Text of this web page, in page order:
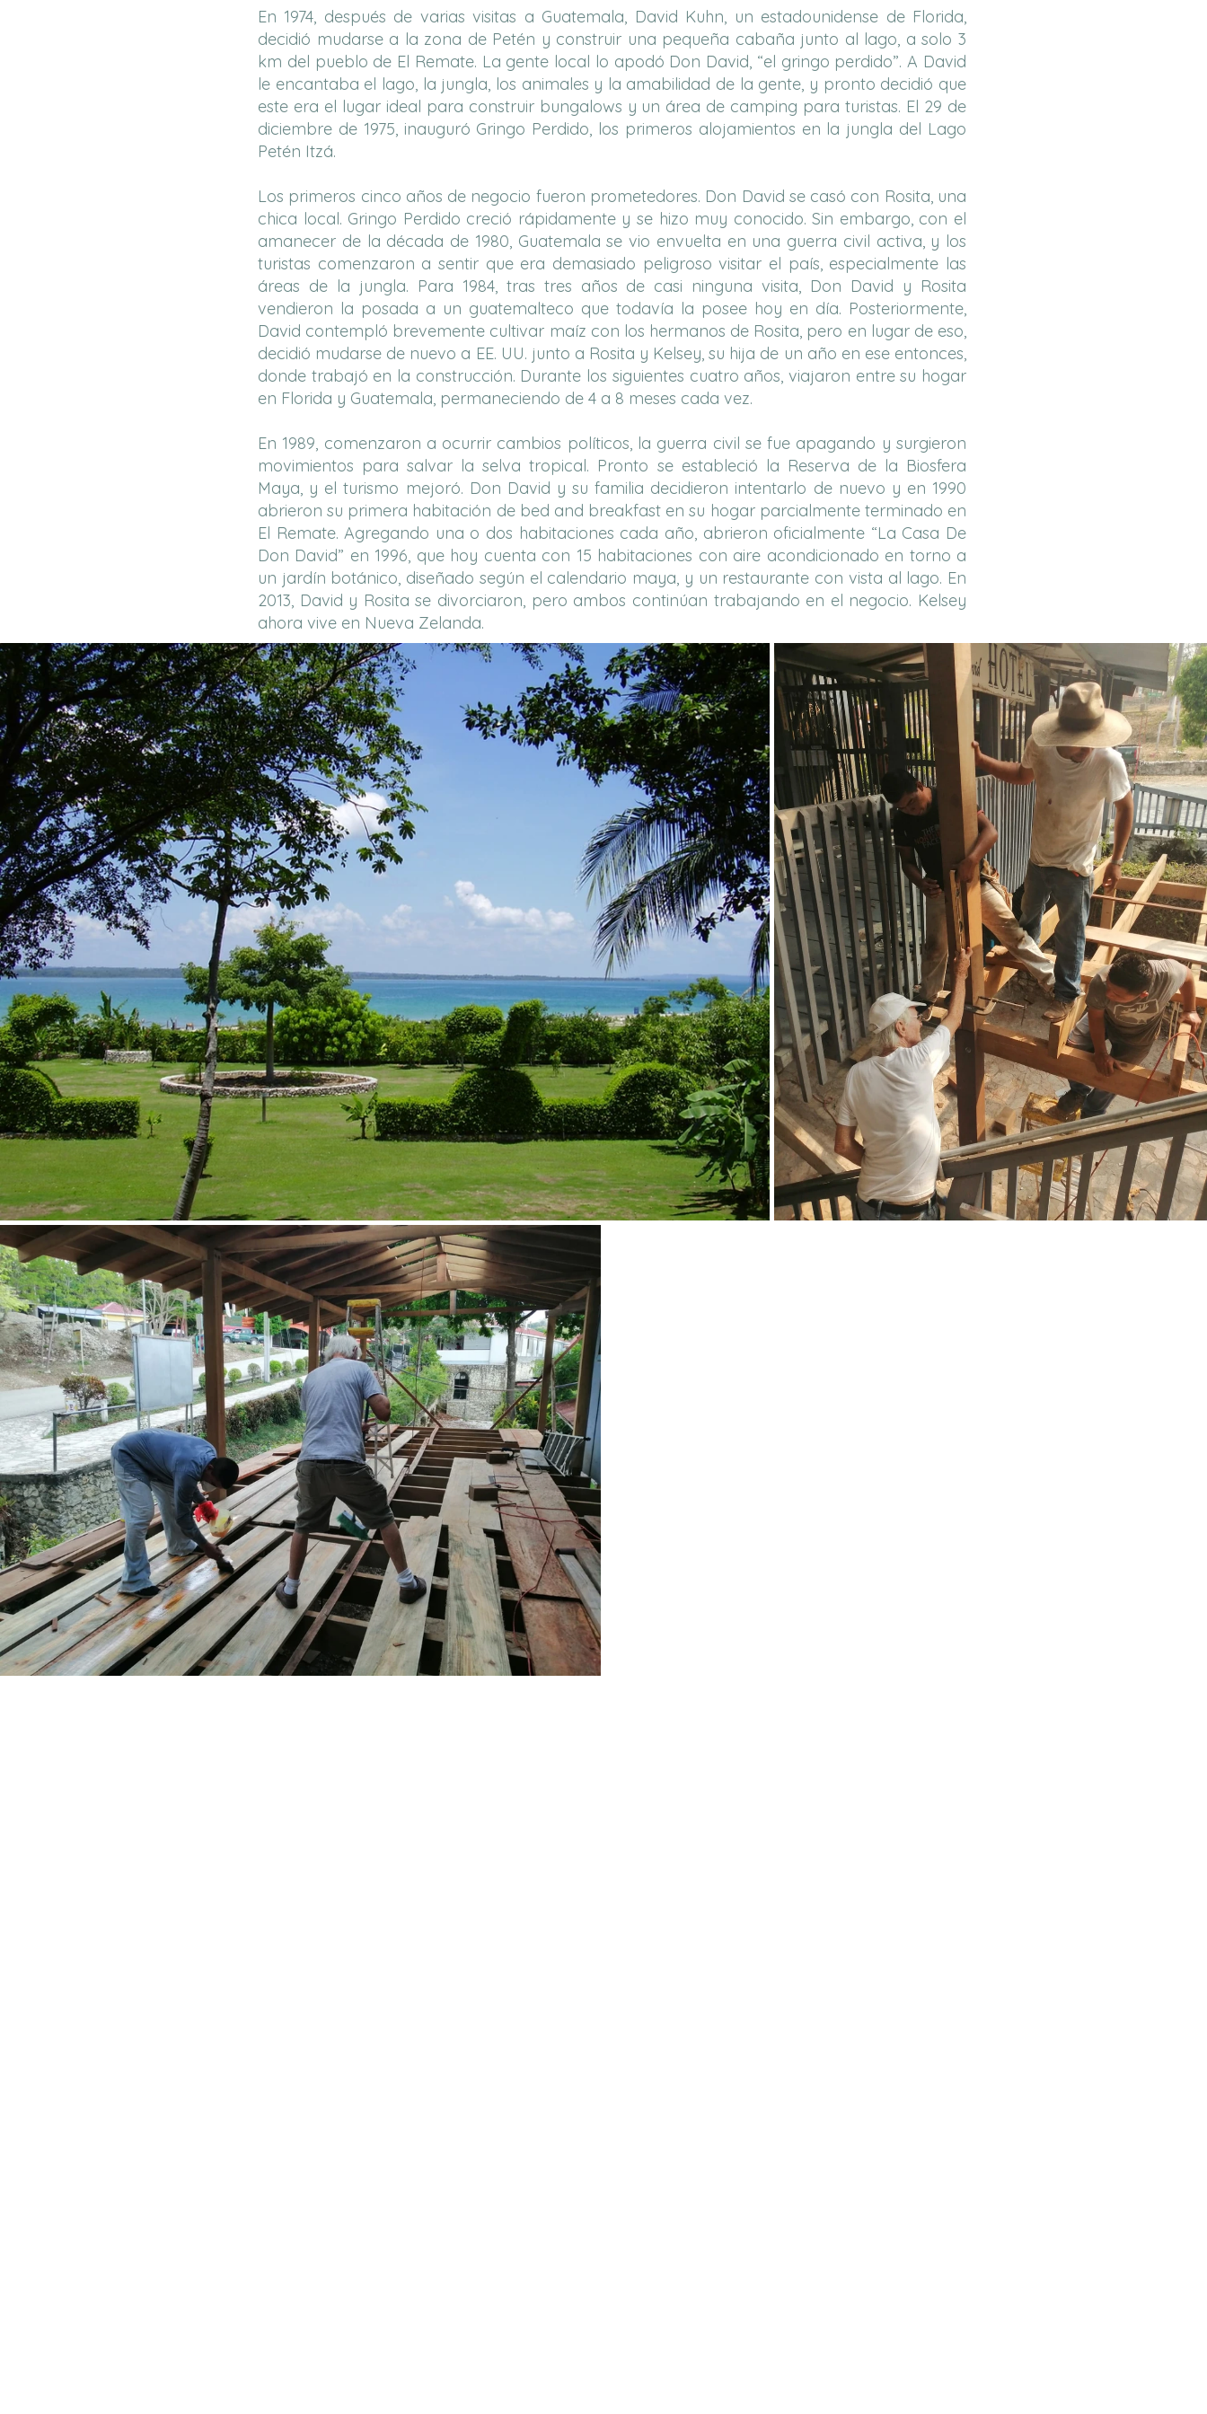
En 1974, después de varias visitas a Guatemala, David Kuhn, un estadounidense de Florida,
decidió mudarse a la zona de Petén y construir una pequeña cabaña junto al lago, a solo 3
km del pueblo de El Remate. La gente local lo apodó Don David, “el gringo perdido”. A David
le encantaba el lago, la jungla, los animales y la amabilidad de la gente, y pronto decidió que
este era el lugar ideal para construir bungalows y un área de camping para turistas. El 29 de
diciembre de 1975, inauguró Gringo Perdido, los primeros alojamientos en la jungla del Lago
Petén Itzá.
Los primeros cinco años de negocio fueron prometedores. Don David se casó con Rosita, una
chica local. Gringo Perdido creció rápidamente y se hizo muy conocido. Sin embargo, con el
amanecer de la década de 1980, Guatemala se vio envuelta en una guerra civil activa, y los
turistas comenzaron a sentir que era demasiado peligroso visitar el país, especialmente las
áreas de la jungla. Para 1984, tras tres años de casi ninguna visita, Don David y Rosita
vendieron la posada a un guatemalteco que todavía la posee hoy en día. Posteriormente,
David contempló brevemente cultivar maíz con los hermanos de Rosita, pero en lugar de eso,
decidió mudarse de nuevo a EE. UU. junto a Rosita y Kelsey, su hija de un año en ese entonces,
donde trabajó en la construcción. Durante los siguientes cuatro años, viajaron entre su hogar
en Florida y Guatemala, permaneciendo de 4 a 8 meses cada vez.
En 1989, comenzaron a ocurrir cambios políticos, la guerra civil se fue apagando y surgieron
movimientos para salvar la selva tropical. Pronto se estableció la Reserva de la Biosfera
Maya, y el turismo mejoró. Don David y su familia decidieron intentarlo de nuevo y en 1990
abrieron su primera habitación de bed and breakfast en su hogar parcialmente terminado en
El Remate. Agregando una o dos habitaciones cada año, abrieron oficialmente “La Casa De
Don David” en 1996, que hoy cuenta con 15 habitaciones con aire acondicionado en torno a
un jardín botánico, diseñado según el calendario maya, y un restaurante con vista al lago. En
2013, David y Rosita se divorciaron, pero ambos continúan trabajando en el negocio. Kelsey
ahora vive en Nueva Zelanda.